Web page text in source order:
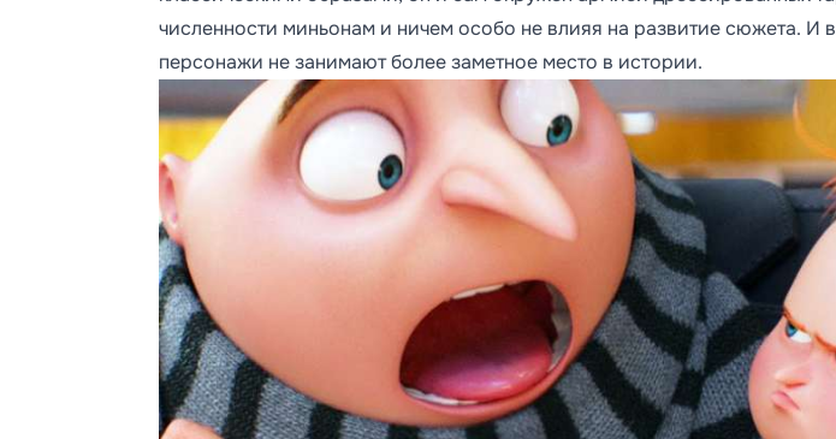
численности миньонам и ничем особо не влияя на развитие сюжета. И
персонажи не занимают более заметное место в истории.